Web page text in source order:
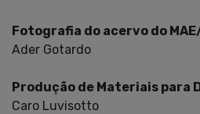
Fotografia do acervo do
Ader Gotardo
Produção de Materiais para
Caro Luvisotto